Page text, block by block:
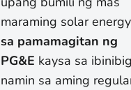
maraming solar energy
sa pamamagitan ng
PG&E kaysa sa
namin sa aming